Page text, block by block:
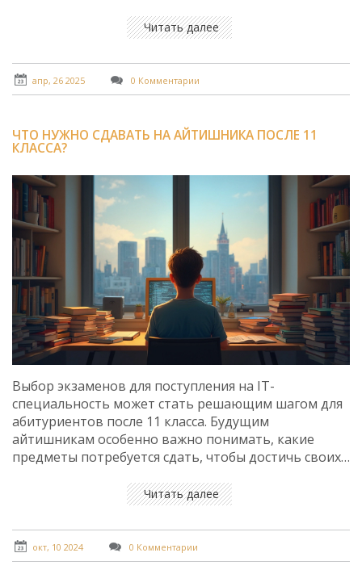
заработных плат, расскажу о бонусах, стажировках и
подводных камнях первых лет. Статья поможет
понять, стоит ли гнаться за хайпом вокруг зарплат
в IT или лучше заранее узнать все нюансы.
Читать далее
апр, 26 2025 0 Комментарии
ЧТО НУЖНО СДАВАТЬ НА АЙТИШНИКА ПОСЛЕ 11
КЛАССА?
Выбор экзаменов для поступления на IT-
специальность может стать решающим шагом для
абитуриентов после 11 класса. Будущим
айтишникам особенно важно понимать, какие
предметы потребуется сдать, чтобы достичь своих
необходимых экзаменов, интересные факты и
полезные советы, которые помогут определиться с
выбором. Узнайте, как правильная подготовка
может открыть путь к успешной карьере в айти.
Эти знания станут вашим лучшим помощником на
Читать далее
окт, 10 2024 0 Комментарии